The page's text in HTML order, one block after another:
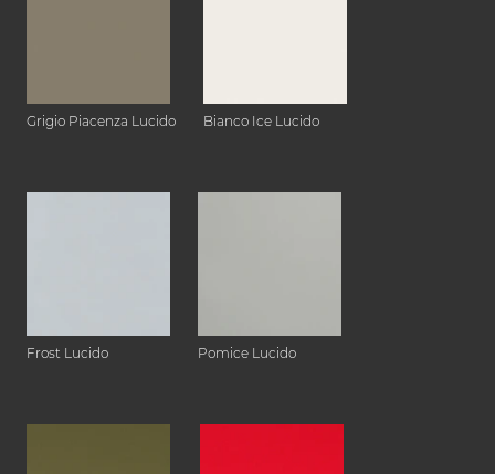
Grigio Piacenza Lucido Bianco Ice Lucido
Frost Lucido Pomice Lucido